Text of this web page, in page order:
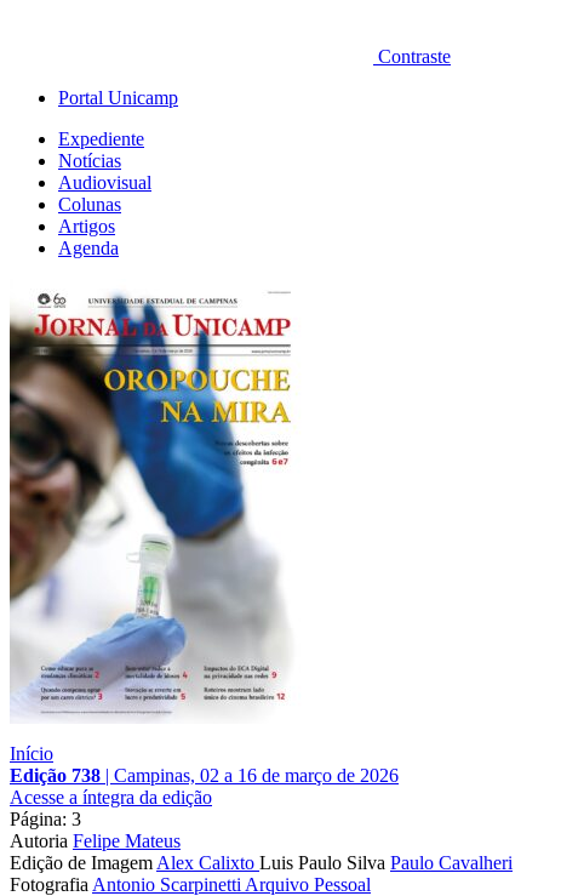
Contraste
Portal Unicamp
Expediente
Notícias
Audiovisual
Colunas
Artigos
Agenda
Início
Edição 738 | Campinas, 02 a 16 de março de 2026
Acesse a íntegra da edição
Página: 3
Autoria Felipe Mateus
Edição de Imagem Alex Calixto Luis Paulo Silva Paulo Cavalheri
Fotografia Antonio Scarpinetti Arquivo Pessoal